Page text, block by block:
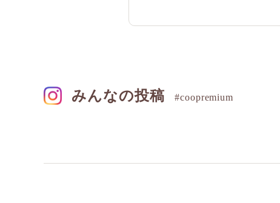
みんなの投稿 #coopremium